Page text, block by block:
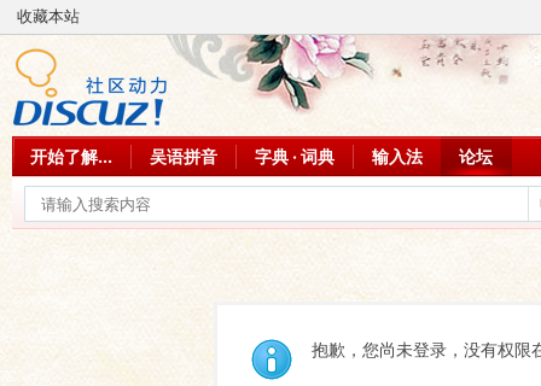
收藏本站
开始了解... 吴语拼音 字典 · 词典 输入法 论坛
抱歉，您尚未登录，没有权限